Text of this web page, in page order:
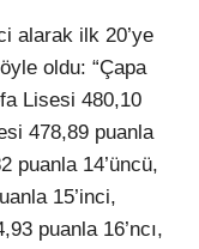
alarak ilk 20’ye
oldu: “Çapa
Lisesi 480,10
478,89 puanla
puanla 14’üncü,
15’inci,
puanla 16’ncı,